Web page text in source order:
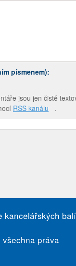
písmenem):
jsou jen čistě
RSS kanálu .
kancelářských
práva